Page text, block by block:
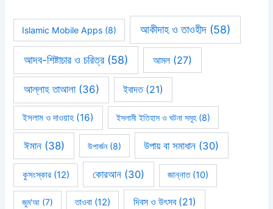
Islamic Mobile Apps (8) আকীদাহ ও তাওহীদ(58)
আদব-শিষ্টাচার ও চরিত্র(58) আমল(27)
আল্লাহ তাআলা(36) ইবাদত(21)
ইসলাম ও দাওয়াহ (16) ইসলামী ইতিহাস ও ঘটনা সমূহ(8)
ঈমান(38) উপার্জন(8) উপায় বা সমাধান (30)
কুসংস্কার(12) কোরআন (30) জান্নাত(10)
জুম'আ (7) তাওবা (12) দিবস ও উৎসব(21)